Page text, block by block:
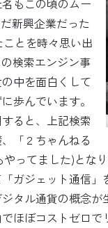
もこの頃のムー
新興企業だった
とを時々思い出
検索エンジン事
中を面白くして
歩んでいます。
ると、上記検索
「２ちゃんねる
ってました)とな
ガジェット通信
タル通貨の概念
ほぼコストゼロ